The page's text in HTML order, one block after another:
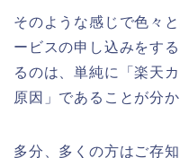
そのような感じで色々
ービスの申し込みをす
るのは、単純に「楽天
原因」であることが分か
多分、多くの方はご存